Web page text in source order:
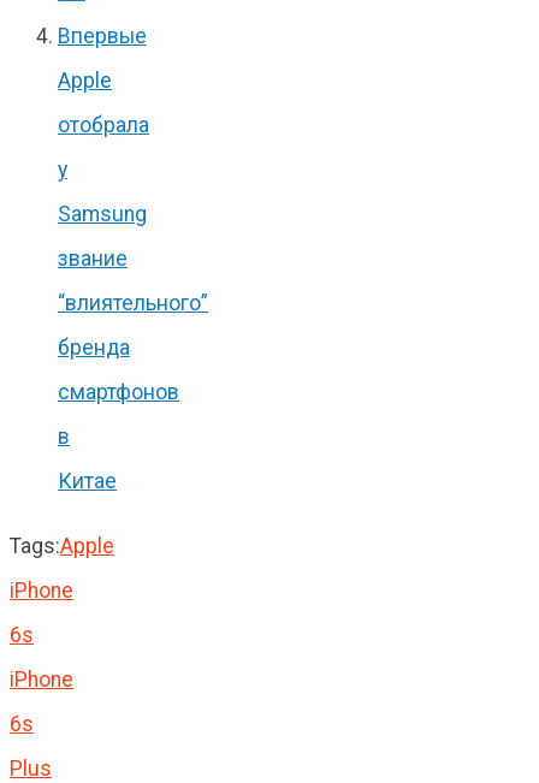
Впервые
Apple
отобрала
у
Samsung
звание
“влиятельного”
бренда
смартфонов
в
Китае
Tags:Apple
iPhone
6s
iPhone
6s
Plus